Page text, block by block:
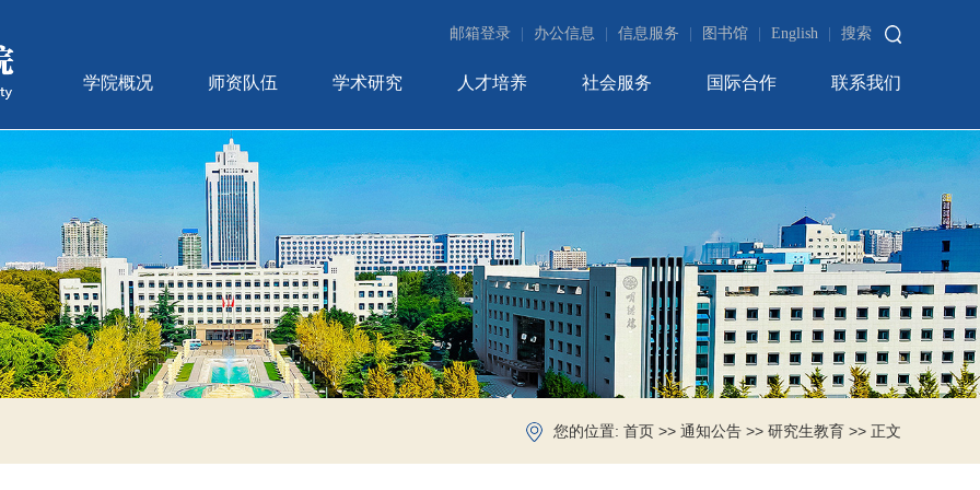
邮箱登录 办公信息 信息服务 图书馆 English 搜索
学院概况 师资队伍 学术研究 人才培养 社会服务 国际合作 联系我们
您的位置: 首页 >> 通知公告 >> 研究生教育 >> 正文